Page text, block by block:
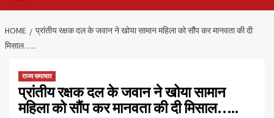
HOME
प्रांतीय रक्षक दल के जवान ने खोया सामान महिला को सौंप कर मानवता की दी
मिसाल…..
राज्य समाचार
प्रांतीय रक्षक दल के जवान ने खोया सामान
महिला को सौंप कर मानवता की दी मिसाल…..